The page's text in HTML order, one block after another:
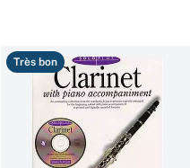
Très bon